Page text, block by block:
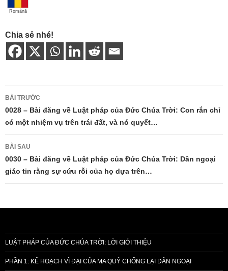
Română
Chia sẻ nhé!
Điều
hướng
bài
viết
BÀI TRƯỚC
0028 – Bài đăng về Luật pháp của Đức Chúa Trời: Con rắn chỉ
có một nhiệm vụ trên trái đất, và nó quyết…
BÀI SAU
0030 – Bài đăng về Luật pháp của Đức Chúa Trời: Dân ngoại
giáo tin rằng sự cứu rỗi của họ dựa trên…
LUẬT PHÁP CỦA ĐỨC CHÚA TRỜI: LỜI GIỚI THIỆU
PHẦN 1: KẾ HOẠCH VĨ ĐẠI CỦA MA QUỶ CHỐNG LẠI DÂN NGOẠI